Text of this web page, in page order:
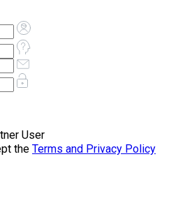
User
the Terms and Privacy Policy